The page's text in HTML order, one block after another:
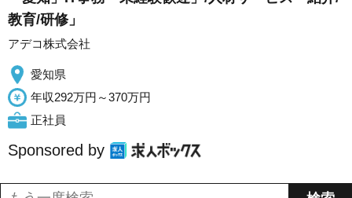
教育/研修」
アデコ株式会社
愛知県
年収292万円～370万円
正社員
Sponsored by